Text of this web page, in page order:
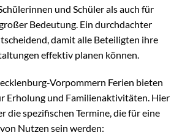
und Schüler als auch für
Bedeutung. Ein durchdachter
damit alle Beteiligten ihre
effektiv planen können.
Vorpommern Ferien bieten
Erholung und Familienaktivitäten. Hier
die spezifischen Termine, die für eine
Nutzen sein werden: